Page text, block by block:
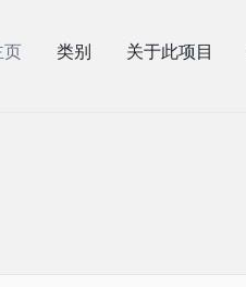
类别 关于此项目